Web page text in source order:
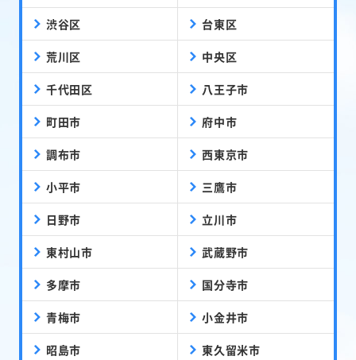
渋谷区 台東区
荒川区 中央区
千代田区 八王子市
町田市 府中市
調布市 西東京市
小平市 三鷹市
日野市 立川市
東村山市 武蔵野市
多摩市 国分寺市
青梅市 小金井市
昭島市 東久留米市